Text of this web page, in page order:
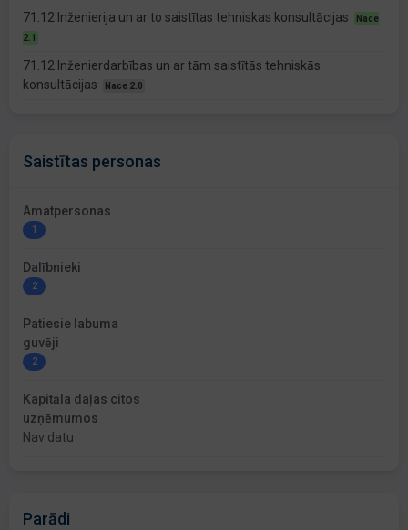
71.12 Inženierija un ar to saistītas tehniskas konsultācijas
Nace
2.1
71.12 Inženierdarbības un ar tām saistītās tehniskās
konsultācijas
Nace 2.0
Saistītas personas
Amatpersonas
1
Dalībnieki
2
Patiesie labuma
guvēji
2
Kapitāla daļas citos
uzņēmumos
Nav datu
Parādi